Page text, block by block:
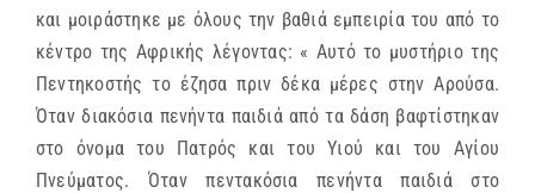
και μοιράστηκε με όλους την βαθιά εμπειρία του από το
κέντρο της Αφρικής λέγοντας: « Αυτό το μυστήριο της
Πεντηκοστής το έζησα πριν δέκα μέρες στην Αρούσα.
Όταν διακόσια πενήντα παιδιά από τα δάση βαφτίστηκαν
στο όνομα του Πατρός και του Υιού και του Αγίου
Πνεύματος. Όταν πεντακόσια πενήντα παιδιά στο